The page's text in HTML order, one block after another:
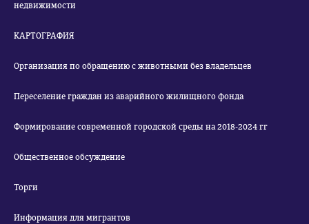
недвижимости
КАРТОГРАФИЯ
Организация по обращению с животными без владельцев
Переселение граждан из аварийного жилищного фонда
Формирование современной городской среды на 2018-2024 гг
Общественное обсуждение
Торги
Информация для мигрантов